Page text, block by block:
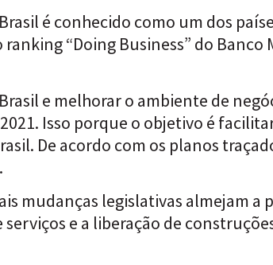
é conhecido como um dos
ranking “Doing Business” do
e melhorar o ambiente de
Isso porque o objetivo é
De acordo com os planos
mudanças legislativas almejam
e a liberação de